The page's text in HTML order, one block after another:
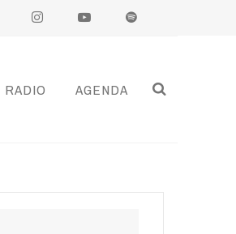
RADIO AGENDA